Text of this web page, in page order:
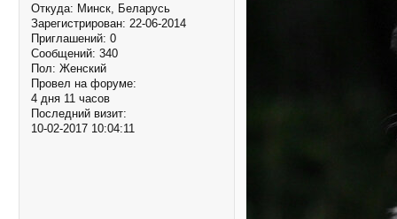
Откуда: Минск, Беларусь
Зарегистрирован: 22-06-2014
Приглашений: 0
Сообщений: 340
Пол: Женский
Провел на форуме:
4 дня 11 часов
Последний визит:
10-02-2017 10:04:11